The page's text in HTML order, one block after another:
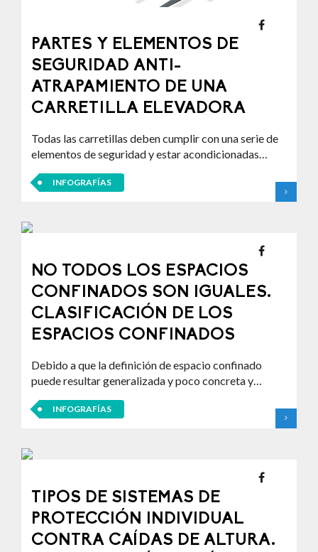
PARTES Y ELEMENTOS DE
SEGURIDAD ANTI-
ATRAPAMIENTO DE UNA
CARRETILLA ELEVADORA
Todas las carretillas deben cumplir con una serie de
elementos de seguridad y estar acondicionadas…
INFOGRAFÍAS
NO TODOS LOS ESPACIOS
CONFINADOS SON IGUALES.
CLASIFICACIÓN DE LOS
ESPACIOS CONFINADOS
Debido a que la definición de espacio confinado
puede resultar generalizada y poco concreta y…
INFOGRAFÍAS
TIPOS DE SISTEMAS DE
PROTECCIÓN INDIVIDUAL
CONTRA CAÍDAS DE ALTURA.